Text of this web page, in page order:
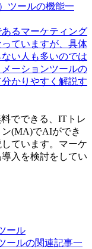
ツールの機能一
るマーケティング
ていますが、具体
い人も多いのでは
ーションツールの
かりやすく解説す
でできる、ITトレ
(MA)でAIができ
ています。 マーケ
入を検討をしてい
ール
ールの関連記事一